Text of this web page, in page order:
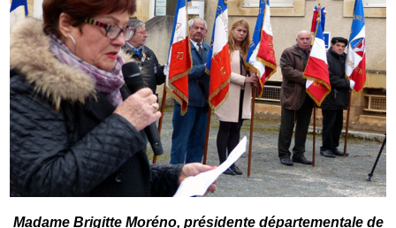
Madame Brigitte Moréno, présidente départementale de